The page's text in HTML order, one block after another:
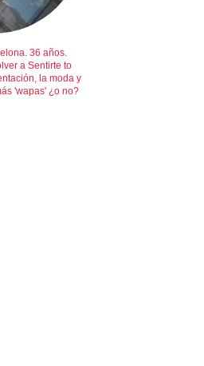
36 años.
a Sentirte to
la moda y
'wapas' ¿o no?